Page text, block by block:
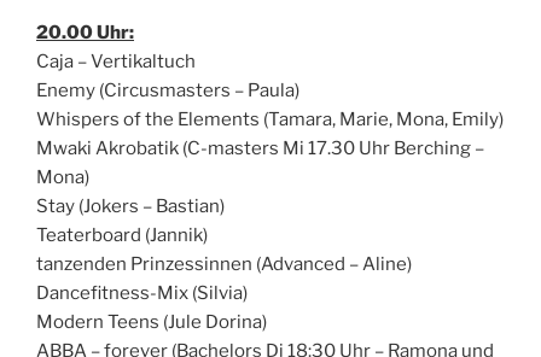
20.00 Uhr:
Caja – Vertikaltuch
Enemy (Circusmasters – Paula)
Whispers of the Elements (Tamara, Marie, Mona, Emily)
Mwaki Akrobatik (C-masters Mi 17.30 Uhr Berching –
Mona)
Stay (Jokers – Bastian)
Teaterboard (Jannik)
tanzenden Prinzessinnen (Advanced – Aline)
Dancefitness-Mix (Silvia)
Modern Teens (Jule Dorina)
ABBA – forever (Bachelors Di 18:30 Uhr – Ramona und